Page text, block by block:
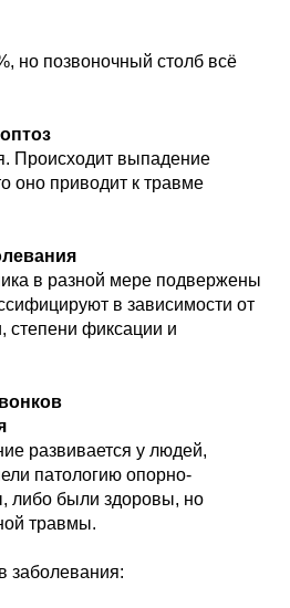
но позвоночный столб всё
Происходит выпадение
оно приводит к травме
в разной мере подвержены
в зависимости от
степени фиксации и
развивается у людей,
патологию опорно-
либо были здоровы, но
травмы.
заболевания: